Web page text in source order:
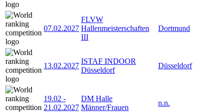
07.02.2027
FLVW
Hallenmeisterschaften
III
Dortmund
13.02.2027
ISTAF INDOOR
Düsseldorf
Düsseldorf
19.02 -
21.02.2027
DM Halle
Männer/Frauen
n.n.